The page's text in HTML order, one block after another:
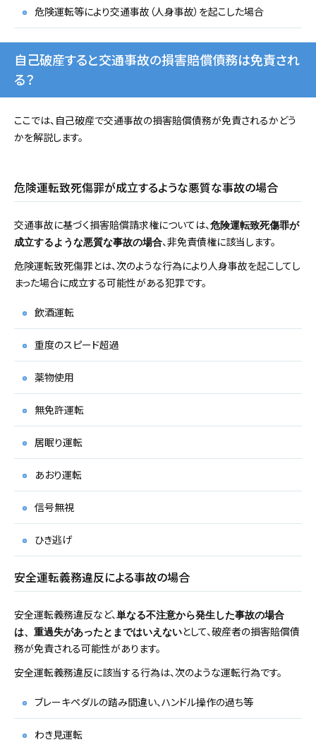
危険運転等により交通事故（人身事故）を起こした場合
自己破産すると交通事故の損害賠償債務は免責され
る？
ここでは、自己破産で交通事故の損害賠償債務が免責されるかどう
かを解説します。
危険運転致死傷罪が成立するような悪質な事故の場合
交通事故に基づく損害賠償請求権については、危険運転致死傷罪が
成立するような悪質な事故の場合、非免責債権に該当します。
危険運転致死傷罪とは、次のような行為により人身事故を起こしてし
まった場合に成立する可能性がある犯罪です。
飲酒運転
重度のスピード超過
薬物使用
無免許運転
居眠り運転
あおり運転
信号無視
ひき逃げ
安全運転義務違反による事故の場合
安全運転義務違反など、単なる不注意から発生した事故の場合
は、重過失があったとまではいえないとして、破産者の損害賠償債
務が免責される可能性があります。
安全運転義務違反に該当する行為は、次のような運転行為です。
ブレーキペダルの踏み間違い、ハンドル操作の過ち等
わき見運転